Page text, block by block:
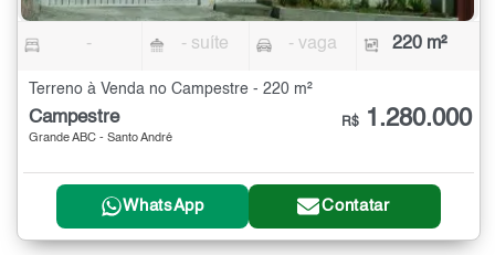
- - suíte - vaga 220 m²
Terreno à Venda no Campestre - 220 m²
Campestre
Grande ABC - Santo André
R$ 1.280.000
WhatsApp Contatar